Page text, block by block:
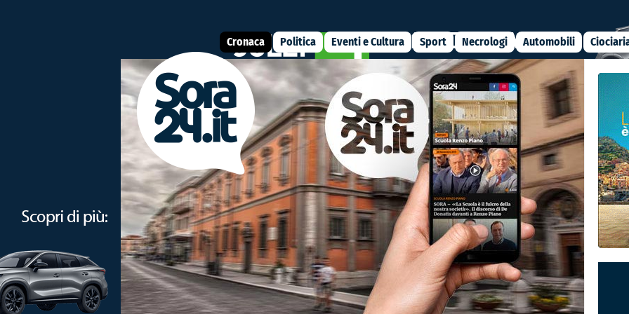
Cronaca Politica Eventi e Cultura Sport Necrologi Automobili